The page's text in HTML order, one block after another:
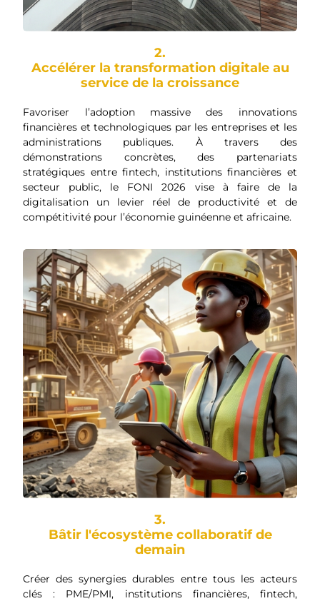
2.
Accélérer la transformation digitale au
service de la croissance
Favoriser l’adoption massive des innovations
financières et technologiques par les entreprises et les
administrations publiques. À travers des
démonstrations concrètes, des partenariats
stratégiques entre fintech, institutions financières et
secteur public, le FONI 2026 vise à faire de la
digitalisation un levier réel de productivité et de
compétitivité pour l’économie guinéenne et africaine.
3.
Bâtir l'écosystème collaboratif de
demain
Créer des synergies durables entre tous les acteurs
clés : PME/PMI, institutions financières, fintech,